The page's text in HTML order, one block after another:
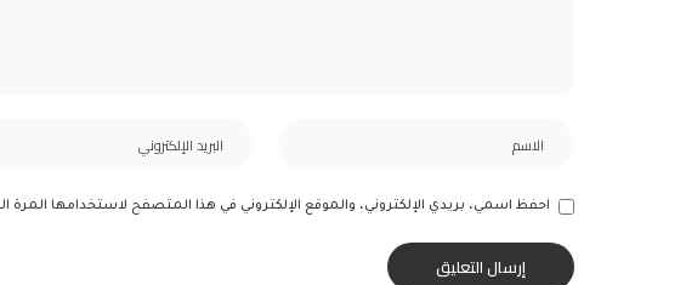
احفظ اسمي، بريدي الإلكتروني، والموقع الإلكتروني في هذا المتصفح لاستخدامها المرة